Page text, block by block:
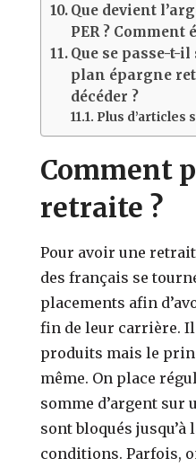
Que devient
PER ? Comment
Que se passe-t-
plan épargne
décéder ?
Plus d’articles
Comment
retraite ?
Pour avoir une
des français se
placements afin
fin de leur carrière. Il
produits mais le
même. On place
somme d’argent sur
sont bloqués jusqu’à
conditions. Parfois,